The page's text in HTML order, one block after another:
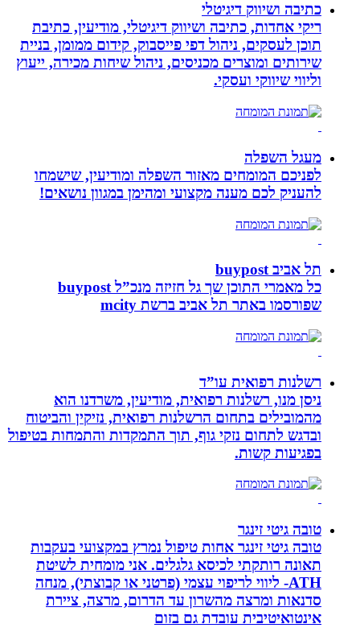
כתיבה ושיווק דיגיטלי
ריקי אחדות, כתיבה ושיווק דיגיטלי, מודיעין, כתיבת
תוכן לעסקים, ניהול דפי פייסבוק, קידום ממומן, בניית
שירותים ומוצרים מכניסים, ניהול שיחות מכירה, ייעוץ
וליווי שיווקי ועסקי.
מעגל השפלה
לפניכם המומחים מאזור השפלה ומודיעין, שישמחו
להעניק לכם מענה מקצועי ומהימן במגוון נושאים!
תל אביב buypost
כל מאמרי התוכן שך גל חזיזה מנכ”ל buypost
שפורסמו באתר תל אביב ברשת mcity
רשלנות רפואית עו”ד
ניסן מנו, רשלנות רפואית, מודיעין, משרדנו הוא
מהמובילים בתחום הרשלנות רפואית, נזיקין והביטוח
ובדגש לתחום נזקי גוף, תוך התמקדות והתמחות בטיפול
בפגיעות קשות.
טובה גיטי זינגר
טובה גיטי זינגר אחות טיפול נמרץ במקצועי בעקבות
תאונה רותקתי לכיסא גלגלים. אני מומחית לשיטת
ATH- ליווי לריפוי עצמי (פרטני או קבוצתי), מנחה
סדנאות ומרצה מהשרון עד הדרום, מרצה, ציירת
אינטואיטיבית עובדת גם בזום